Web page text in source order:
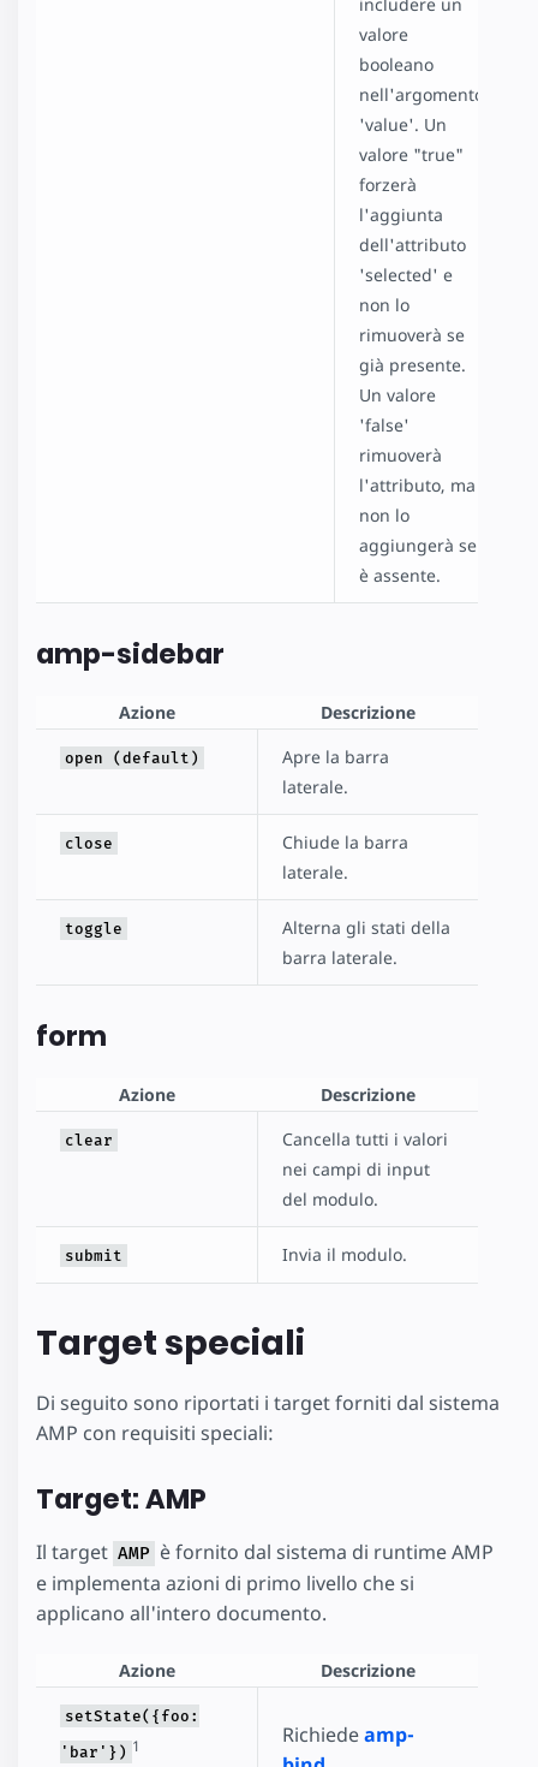
valore
booleano
nell'argomento
'value'. Un
valore "true"
forzerà
l'aggiunta
dell'attributo
'selected' e
non lo
rimuoverà se
già presente.
Un valore
'false'
rimuoverà
l'attributo, ma
non lo
aggiungerà se
è assente.
amp-sidebar
Azione Descrizione
open (default)
Apre la barra
laterale.
close
Chiude la barra
laterale.
toggle
Alterna gli stati della
barra laterale.
form
Azione Descrizione
clear
Cancella tutti i valori
nei campi di input
del modulo.
submit Invia il modulo.
Target speciali
Di seguito sono riportati i target forniti dal sistema
AMP con requisiti speciali:
Target: AMP
Il target AMP è fornito dal sistema di runtime AMP
e implementa azioni di primo livello che si
applicano all'intero documento.
Azione Descrizione
setState({foo:
'bar'}) 1 Richiedeamp-